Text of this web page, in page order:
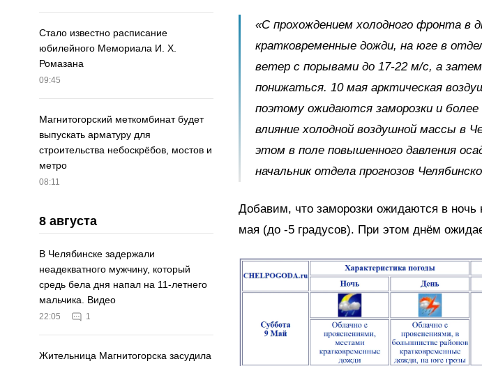
Стало известно расписание
юбилейного Мемориала И. Х.
Ромазана
09:45
Магнитогорский меткомбинат будет
выпускать арматуру для
строительства небоскрёбов, мостов и
метро
08:11
8 августа
В Челябинске задержали
неадекватного мужчину, который
средь бела дня напал на 11-летнего
мальчика. Видео
22:05 1
Жительница Магнитогорска засудила
«С прохождением холодного фронта в
кратковременные дожди, на юге в
ветер с порывами до 17-22 м/с, а
понижаться. 10 мая арктическая
поэтому ожидаются заморозки и более
влияние холодной воздушной массы в
этом в поле повышенного давления
начальник отдела прогнозов
Добавим, что заморозки ожидаются в ночь
мая (до -5 градусов). При этом днём